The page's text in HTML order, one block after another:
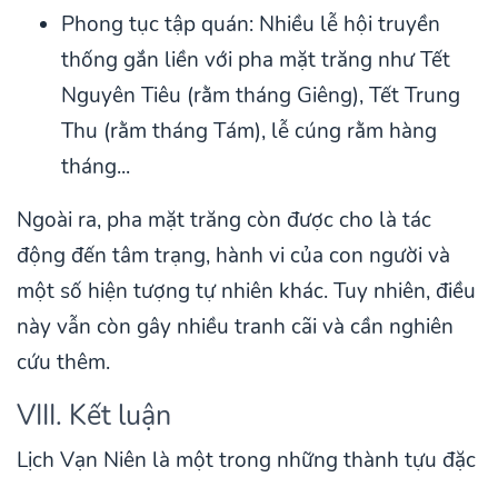
Phong tục tập quán: Nhiều lễ hội truyền
thống gắn liền với pha mặt trăng như Tết
Nguyên Tiêu (rằm tháng Giêng), Tết Trung
Thu (rằm tháng Tám), lễ cúng rằm hàng
tháng...
Ngoài ra, pha mặt trăng còn được cho là tác
động đến tâm trạng, hành vi của con người và
một số hiện tượng tự nhiên khác. Tuy nhiên, điều
này vẫn còn gây nhiều tranh cãi và cần nghiên
cứu thêm.
VIII. Kết luận
Lịch Vạn Niên là một trong những thành tựu đặc